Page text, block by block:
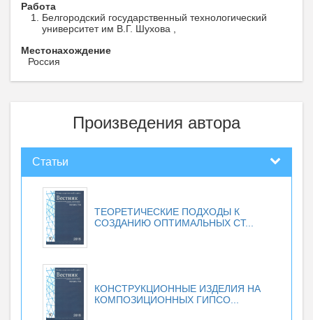
Работа
Белгородский государственный технологический
университет им В.Г. Шухова ,
Местонахождение
Россия
Произведения автора
Статьи
ТЕОРЕТИЧЕСКИЕ ПОДХОДЫ К
СОЗДАНИЮ ОПТИМАЛЬНЫХ СТ...
КОНСТРУКЦИОННЫЕ ИЗДЕЛИЯ НА
КОМПОЗИЦИОННЫХ ГИПСО...